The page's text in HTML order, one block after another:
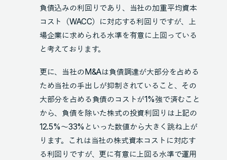
負債込みの利回りであり、当社の加重平均資本
コスト（WACC）に対応する利回りですが、上
場企業に求められる水準を有意に上回っている
と考えております。
更に、当社のM&Aは負債調達が大部分を占める
ため当社の手出しが抑制されていること、その
大部分を占める負債のコストが1%強で済むこと
から、負債を除いた株式の投資利回りは上記の
12.5%～33%といった数値から大きく跳ね上が
ります。これは当社の株式資本コストに対応す
る利回りですが、更に有意に上回る水準で運用